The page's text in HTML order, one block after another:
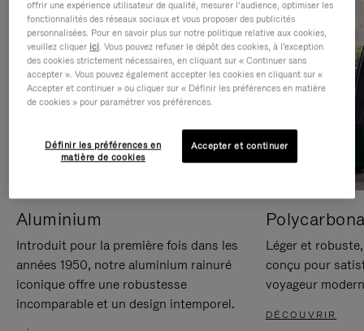
Aluminium
Introduit pour la première fois dans les
années 1950, notre aluminium rainuré
iconique offre une robustesse
incomparable et un design intemporel.
Léger et
conçu pour
voyageur
DÉCOUVRIR
offrir une expérience utilisateur de qualité, mesurer l’audience, optimiser les
fonctionnalités des réseaux sociaux et vous proposer des publicités
personnalisées. Pour en savoir plus sur notre politique relative aux cookies,
veuillez cliquer ici. Vous pouvez refuser le dépôt des cookies, à l'exception
des cookies strictement nécessaires, en cliquant sur « Continuer sans
accepter ». Vous pouvez également accepter les cookies en cliquant sur «
Accepter et continuer » ou cliquer sur « Définir les préférences en matière
de cookies » pour paramétrer vos préférences.
Définir les préférences en
matière de cookies
Accepter et continuer